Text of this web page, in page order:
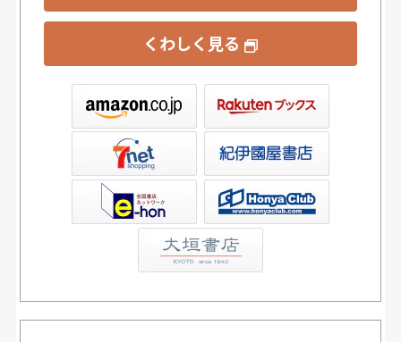
くわしく見る
書店ウェブストア